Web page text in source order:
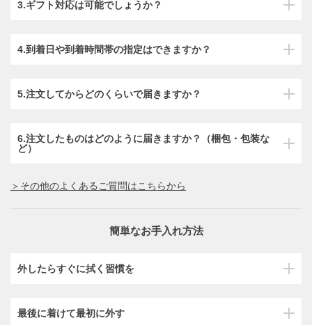
3.ギフト対応は可能でしょうか？
4.到着日や到着時間帯の指定はできますか？
5.注文してからどのくらいで届きますか？
6.注文したものはどのように届きますか？（梱包・包装な
ど）
＞その他のよくあるご質問はこちらから
簡単なお手入れ方法
外したらすぐに拭く習慣を
最後に着けて最初に外す